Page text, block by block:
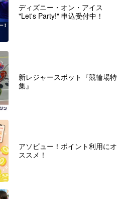
ディズニー・オン・アイス
"Let's Party!" 申込受付中！
新レジャースポット『競輪場特
集』
アソビュー！ポイント利用にオ
ススメ！